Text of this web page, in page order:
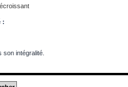
:
intégralité.